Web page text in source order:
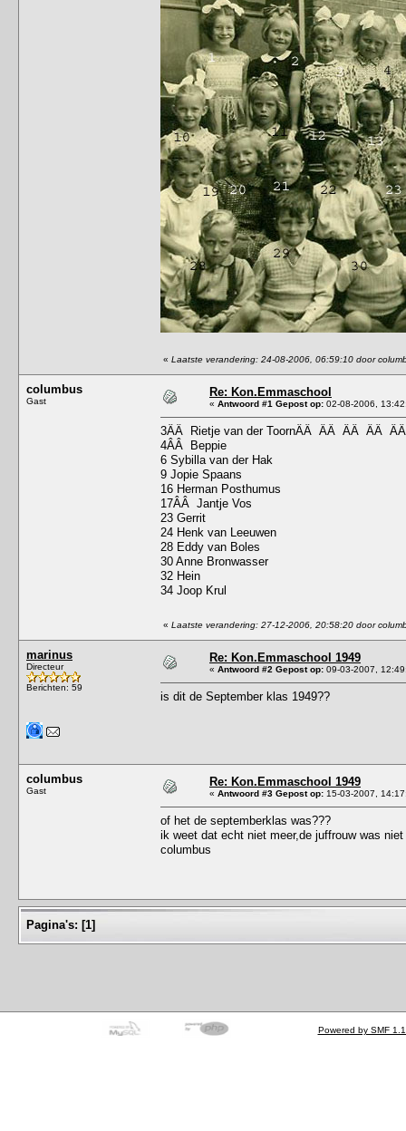
« Laatste verandering: 24-08-2006, 06:59:10 door
columbus
Gast
Re: Kon.Emmaschool
« Antwoord #1 Gepost op: 02-08-2006,
3ÂÂ Rietje van der ToornÂÂ ÂÂ ÂÂ ÂÂ
4ÂÂ Beppie
6 Sybilla van der Hak
9 Jopie Spaans
16 Herman Posthumus
17ÂÂ Jantje Vos
23 Gerrit
24 Henk van Leeuwen
28 Eddy van Boles
30 Anne Bronwasser
32 Hein
34 Joop Krul
« Laatste verandering: 27-12-2006, 20:58:20 door
marinus
Directeur
Berichten: 59
Re: Kon.Emmaschool 1949
« Antwoord #2 Gepost op: 09-03-2007,
is dit de September klas 1949??
columbus
Gast
Re: Kon.Emmaschool 1949
« Antwoord #3 Gepost op: 15-03-2007,
of het de septemberklas was???
ik weet dat echt niet meer,de juffrouw was
columbus
Pagina's: [1]
Powered by SMF